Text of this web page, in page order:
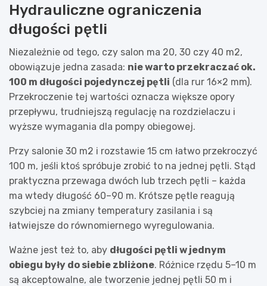
Hydrauliczne ograniczenia
długości pętli
Niezależnie od tego, czy salon ma 20, 30 czy 40 m2,
obowiązuje jedna zasada: nie warto przekraczać ok.
100 m długości pojedynczej pętli (dla rur 16×2 mm).
Przekroczenie tej wartości oznacza większe opory
przepływu, trudniejszą regulację na rozdzielaczu i
wyższe wymagania dla pompy obiegowej.
Przy salonie 30 m2 i rozstawie 15 cm łatwo przekroczyć
100 m, jeśli ktoś spróbuje zrobić to na jednej pętli. Stąd
praktyczna przewaga dwóch lub trzech pętli – każda
ma wtedy długość 60–90 m. Krótsze pętle reagują
szybciej na zmiany temperatury zasilania i są
łatwiejsze do równomiernego wyregulowania.
Ważne jest też to, aby długości pętli w jednym
obiegu były do siebie zbliżone. Różnice rzędu 5–10 m
są akceptowalne, ale tworzenie jednej pętli 50 m i